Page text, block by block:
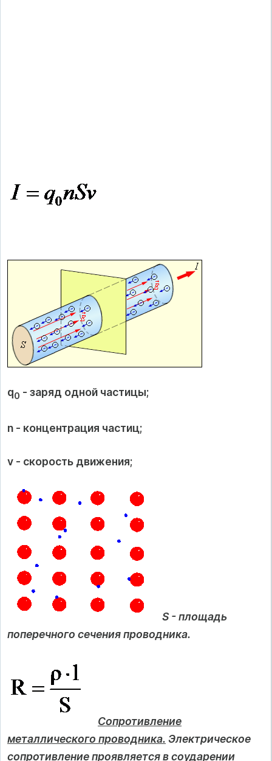
q0 - заряд одной частицы;
n - концентрация частиц;
v - скорость движения;
S - площадь
поперечного сечения проводника.
Сопротивление
металлического проводника. Электрическое
сопротивление проявляется в соударении